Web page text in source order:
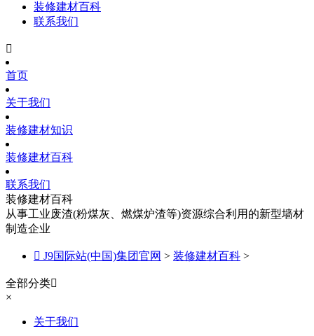
装修建材百科
联系我们

首页
关于我们
装修建材知识
装修建材百科
联系我们
装修建材百科
从事工业废渣(粉煤灰、燃煤炉渣等)资源综合利用的新型墙材
制造企业
 J9国际站(中国)集团官网 > 装修建材百科 >
全部分类
×
关于我们